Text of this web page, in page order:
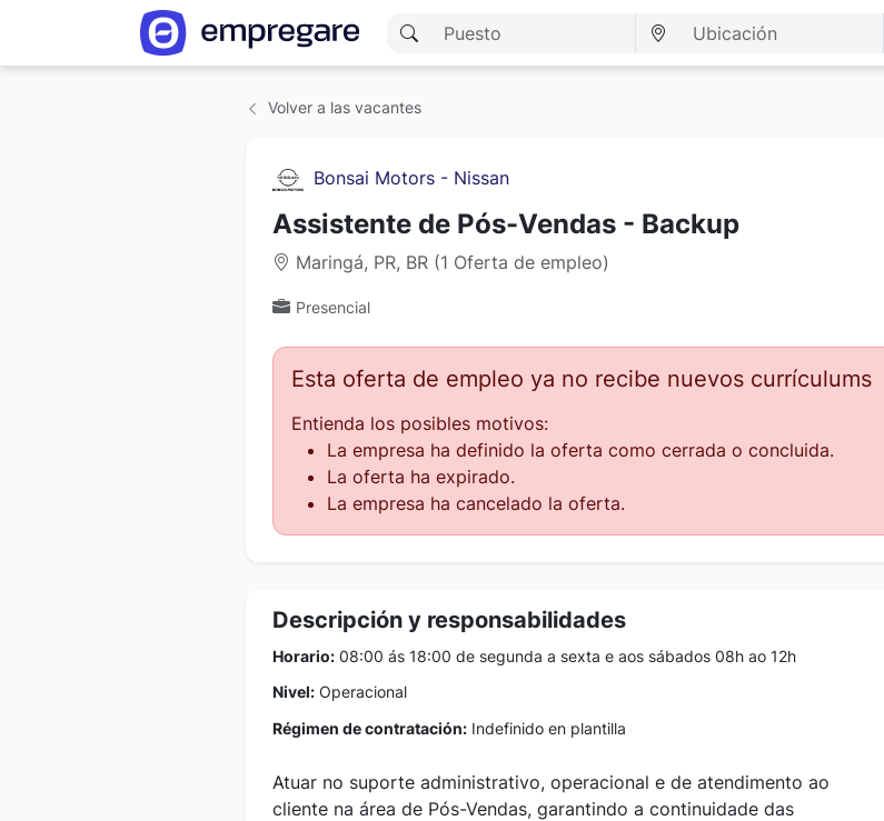
Volver a las vacantes
Bonsai Motors - Nissan
Assistente de Pós-Vendas - Backup
Maringá, PR, BR (1 Oferta de empleo)
Presencial
Esta oferta de empleo ya no recibe nuevos currículums
Entienda los posibles motivos:
La empresa ha definido la oferta como cerrada o concluida.
La oferta ha expirado.
La empresa ha cancelado la oferta.
Descripción y responsabilidades
Horario: 08:00 ás 18:00 de segunda a sexta e aos sábados 08h ao 12h
Nivel: Operacional
Régimen de contratación: Indefinido en plantilla
Atuar no suporte administrativo, operacional e de atendimento ao
cliente na área de Pós-Vendas, garantindo a continuidade das